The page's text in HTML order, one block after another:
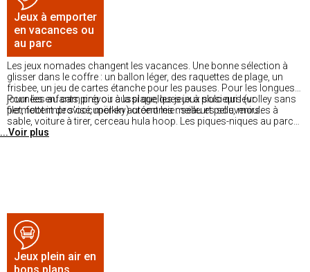
Jeux à emporter
en vacances ou
au parc
Les jeux nomades changent les vacances. Une bonne sélection à
glisser dans le coffre : un ballon léger, des raquettes de plage, un
frisbee, un jeu de cartes étanche pour les pauses. Pour les longues
journées au camping ou à la plage, les jeux à plusieurs (volley sans
filet, foot improvisé, mölkky) créent les meilleurs souvenirs.
Pour les enfants, prévoir aussi quelques jeux solo qui leur
permettent de s'occuper en autonomie : seau et pelle, moules à
sable, voiture à tirer, cerceau hula hoop. Les piques-niques au parc
deviennent plus animés quand les enfants ont de quoi bouger entre
...Voir plus
Jeux plein air en